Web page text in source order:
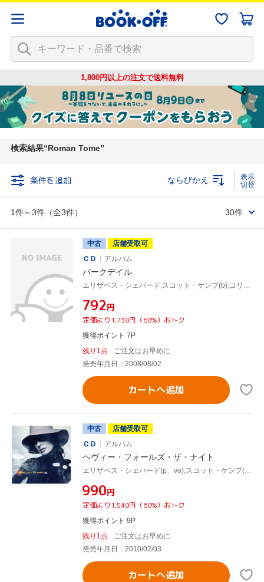
1,800円以上の注文で送料無料
検索結果 Roman Tome
条件を追加
1件～3件（全3件）
ならびかえ
30件
中古
店舗受取可
ＣＤ
アルバム
パークデイル
¥792円
定価より1,738円（68%）おトク
獲得ポイント 7P
残り1点
ご注文はお早めに
発売年月日：2008/08/02
カートへ追加
中古
店舗受取可
ＣＤ
アルバム
ヘヴィー・フォールズ・ザ・ナイト
エリザベス・シェパード(p、vo),スコット・ケンプ(b),コリン・キングスモア(ds、Circular Saw、Cahon),ロス・マッキンタイアー(b),Roman Tome(perc),Michael Davidson(vib),Brian Macmillan(g),Paul Macdougall(g)
¥990円
定価より1,540円（60%）おトク
獲得ポイント 9P
残り1点
ご注文はお早めに
発売年月日：2010/02/03
カートへ追加